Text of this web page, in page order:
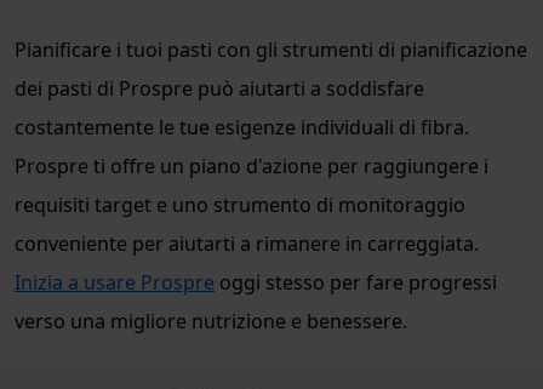
Pianificare i tuoi pasti con gli strumenti di pianificazione
dei pasti di Prospre può aiutarti a soddisfare
costantemente le tue esigenze individuali di fibra.
Prospre ti offre un piano d'azione per raggiungere i
requisiti target e uno strumento di monitoraggio
conveniente per aiutarti a rimanere in carreggiata.
Inizia a usare Prospre oggi stesso per fare progressi
verso una migliore nutrizione e benessere.